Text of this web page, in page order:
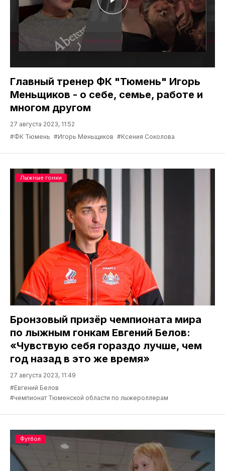
Главный тренер ФК "Тюмень" Игорь
Меньщиков - о себе, семье, работе и
многом другом
27 августа 2023, 11:52
#ФК Тюмень #Игорь Меньщиков #Ксения Соколова
Бронзовый призёр чемпионата мира
по лыжным гонкам Евгений Белов:
«Чувствую себя гораздо лучше, чем
год назад в это же время»
27 августа 2023, 11:49
#Евгений Белов
#чемпионат Тюменской области по лыжероллерам
Лыжные гонки
Футбол